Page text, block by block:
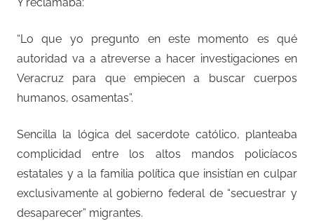
“Lo que yo pregunto en este momento es qué
autoridad va a atreverse a hacer investigaciones en
Veracruz para que empiecen a buscar cuerpos
humanos, osamentas”.
Sencilla la lógica del sacerdote católico, planteaba
complicidad entre los altos mandos policíacos
estatales y a la familia política que insistían en culpar
exclusivamente al gobierno federal de “secuestrar y
desaparecer” migrantes.